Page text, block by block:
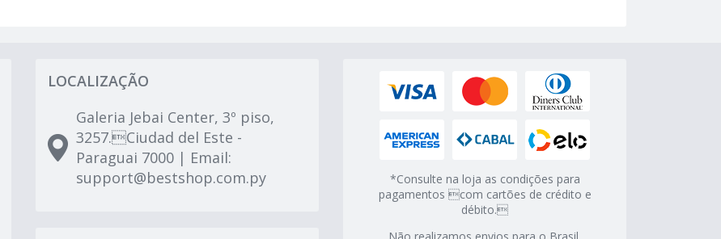
LOCALIZAÇÃO
Galeria Jebai Center, 3º piso,
3257.Ciudad del Este -
Paraguai 7000 | Email:
support@bestshop.com.py
*Consulte na loja as condições para
pagamentos com cartões de crédito e
débito.